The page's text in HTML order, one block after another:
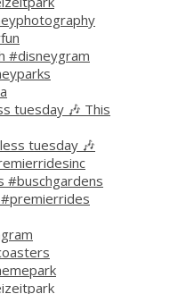
tuesday 🎶 This